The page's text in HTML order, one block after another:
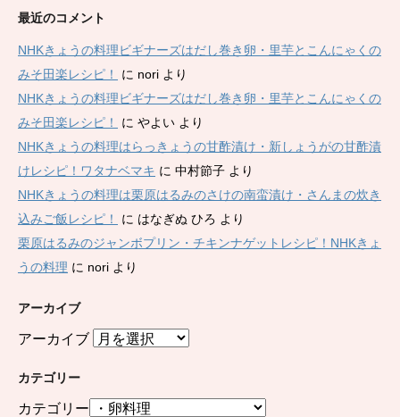
最近のコメント
NHKきょうの料理ビギナーズはだし巻き卵・里芋とこんにゃくの
みそ田楽レシピ！
に nori より
NHKきょうの料理ビギナーズはだし巻き卵・里芋とこんにゃくの
みそ田楽レシピ！
に やよい より
NHKきょうの料理はらっきょうの甘酢漬け・新しょうがの甘酢漬
けレシピ！ワタナベマキ に 中村節子 より
NHKきょうの料理は栗原はるみのさけの南蛮漬け・さんまの炊き
込みご飯レシピ！
に はなぎぬ ひろ より
栗原はるみのジャンボプリン・チキンナゲットレシピ！NHKきょ
うの料理 に nori より
アーカイブ
アーカイブ
カテゴリー
カテゴリー